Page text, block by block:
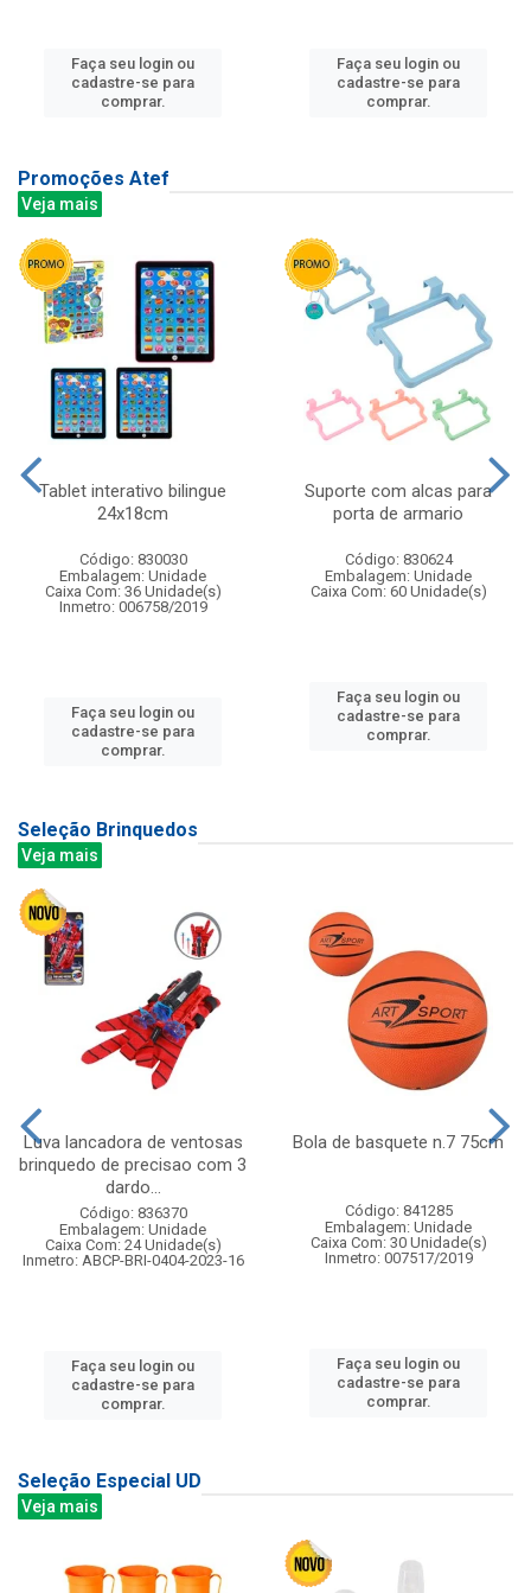
Faça seu login ou
cadastre-se para
comprar.
Faça seu login ou
cadastre-se para
comprar.
Promoções Atef
Veja mais
Tablet interativo bilingue
24x18cm
Código: 830030
Embalagem: Unidade
Caixa Com: 36 Unidade(s)
Inmetro: 006758/2019
Faça seu login ou
cadastre-se para
comprar.
Suporte com alcas para
porta de armario
Código: 830624
Embalagem: Unidade
Caixa Com: 60 Unidade(s)
Faça seu login ou
cadastre-se para
comprar.
Seleção Brinquedos
Veja mais
Luva lancadora de ventosas
brinquedo de precisao com 3
dardo...
Código: 836370
Embalagem: Unidade
Caixa Com: 24 Unidade(s)
Inmetro: ABCP-BRI-0404-2023-16
Faça seu login ou
cadastre-se para
comprar.
Bola de basquete n.7 75cm
Código: 841285
Embalagem: Unidade
Caixa Com: 30 Unidade(s)
Inmetro: 007517/2019
Faça seu login ou
cadastre-se para
comprar.
Seleção Especial UD
Veja mais